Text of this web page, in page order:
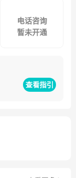
电话咨询
暂未开通
查看指引